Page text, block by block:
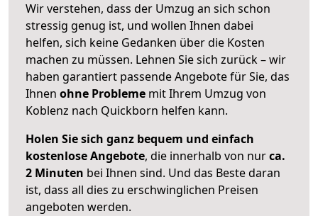
Wir verstehen, dass der Umzug an sich schon
stressig genug ist, und wollen Ihnen dabei
helfen, sich keine Gedanken über die Kosten
machen zu müssen. Lehnen Sie sich zurück – wir
haben garantiert passende Angebote für Sie, das
Ihnen ohne Probleme mit Ihrem Umzug von
Koblenz nach Quickborn helfen kann.
Holen Sie sich ganz bequem und einfach
kostenlose Angebote, die innerhalb von nurca.
2 Minuten bei Ihnen sind. Und das Beste daran
ist, dass all dies zu erschwinglichen Preisen
angeboten werden.